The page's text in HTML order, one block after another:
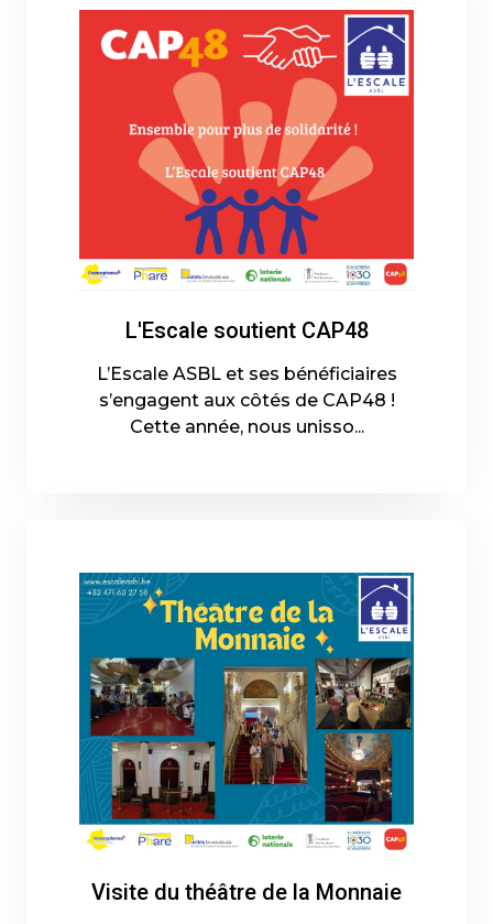
L'Escale soutient CAP48
L’Escale ASBL et ses bénéficiaires
s’engagent aux côtés de CAP48 !
Cette année, nous unisso...
Visite du théâtre de la Monnaie